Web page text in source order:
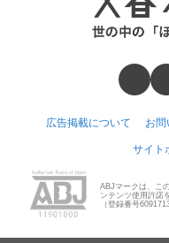
広告掲載について お
サイト
ABJマークは、こ
ンテンツ使用許諾
（登録番号